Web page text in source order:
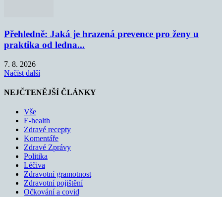
Přehledně: Jaká je hrazená prevence pro ženy u
praktika od ledna...
7. 8. 2026
Načíst další
NEJČTENĚJŠÍ ČLÁNKY
Vše
E-health
Zdravé recepty
Komentáře
Zdravé Zprávy
Politika
Léčiva
Zdravotní gramotnost
Zdravotní pojištění
Očkování a covid